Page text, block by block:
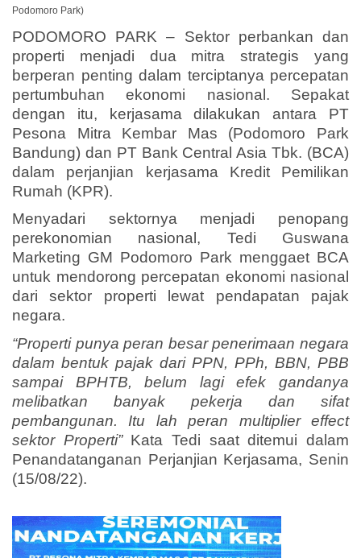
Podomoro Park)
PODOMORO PARK – Sektor perbankan dan
properti menjadi dua mitra strategis yang
berperan penting dalam terciptanya percepatan
pertumbuhan ekonomi nasional. Sepakat
dengan itu, kerjasama dilakukan antara PT
Pesona Mitra Kembar Mas (Podomoro Park
Bandung) dan PT Bank Central Asia Tbk. (BCA)
dalam perjanjian kerjasama Kredit Pemilikan
Rumah (KPR).
Menyadari sektornya menjadi penopang
perekonomian nasional, Tedi Guswana
Marketing GM Podomoro Park menggaet BCA
untuk mendorong percepatan ekonomi nasional
dari sektor properti lewat pendapatan pajak
negara.
“Properti punya peran besar penerimaan negara
dalam bentuk pajak dari PPN, PPh, BBN, PBB
sampai BPHTB, belum lagi efek gandanya
melibatkan banyak pekerja dan sifat
pembangunan. Itu lah peran multiplier effect
sektor Properti” Kata Tedi saat ditemui dalam
Penandatanganan Perjanjian Kerjasama, Senin
(15/08/22).